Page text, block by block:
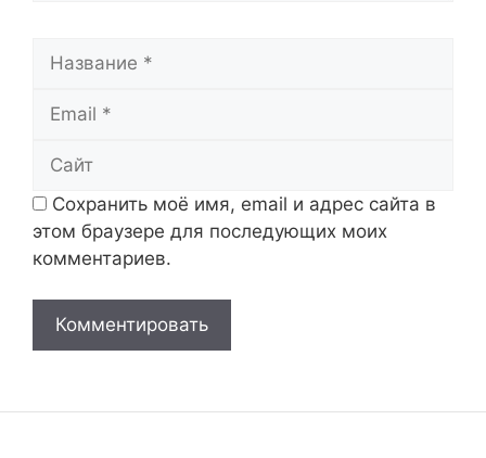
Сохранить моё имя, email и адрес сайта в
этом браузере для последующих моих
комментариев.